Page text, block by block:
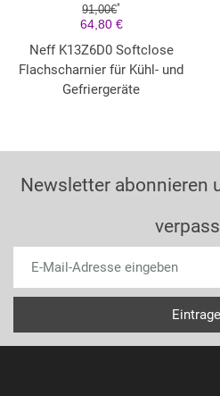
91,00€*
64,80 €
Neff K13Z6D0 Softclose
Flachscharnier für Kühl- und
Gefriergeräte
Newsletter abonnieren